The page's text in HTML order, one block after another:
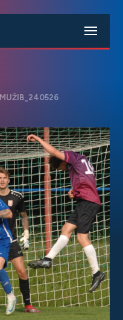
MUŽIB_240526